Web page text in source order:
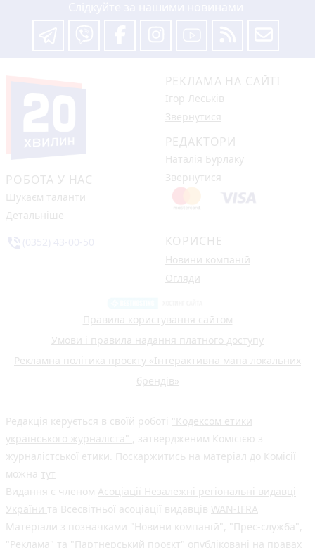
РОБОТА У НАС
Шукаєм таланти
Детальніше
РЕКЛАМА НА САЙТІ
Ігор Леськів
Звернутися
РЕДАКТОРИ
Наталія Бурлаку
Звернутися
КОРИСНЕ
Новини компаній
Огляди
Правила користування сайтом
Умови і правила надання платного доступу
Рекламна політика проєкту «Інтерактивна мапа локальних
брендів»
Редакція керується в своїй роботі "Кодексом етики
українського журналіста"
, затвердженим Комісією з
журналістської етики. Поскаржитись на матеріал до Комісії
можна тут
Видання є членом Асоціації Незалежні регіональні видавці
України та Всесвітньої асоціації видавців WAN-IFRA
Матеріали з позначками "Новини компаній", "Прес-служба",
"Реклама" та "Партнерський проєкт" опубліковані на правах